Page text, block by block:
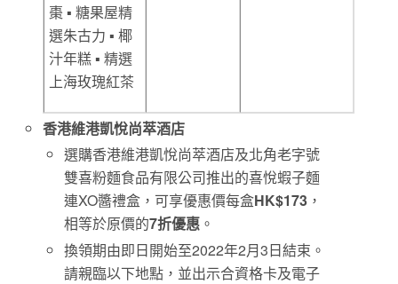
棗 ▪ 糖果屋精
選朱古力 ▪ 椰
汁年糕 ▪ 精選
上海玫瑰紅茶
香港維港凱悅尚萃酒店
選購香港維港凱悅尚萃酒店及北角老字號
雙喜粉麵食品有限公司推出的喜悅蝦子麵
連XO醬禮盒，可享優惠價每盒HK$173 ，
相等於原價的7折優惠 。
換領期由即日開始至2022年2月3日結束。
請親臨以下地點，並出示合資格卡及電子